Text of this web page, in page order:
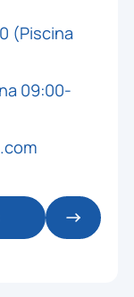
(Piscina
09:00-